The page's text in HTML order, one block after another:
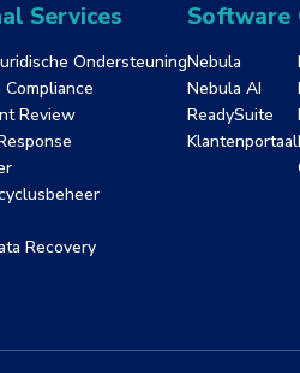
Services
Ondersteuning
Review
Recovery
Software
Nebula
Nebula AI
ReadySuite
Klantenportaal